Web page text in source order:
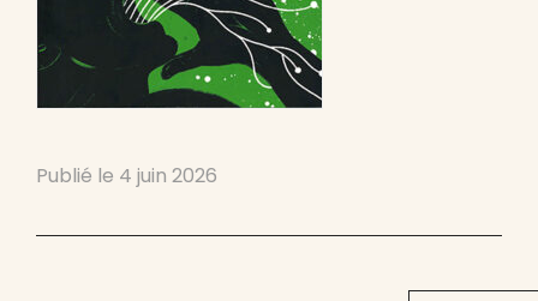
Publié le 4 juin 2026